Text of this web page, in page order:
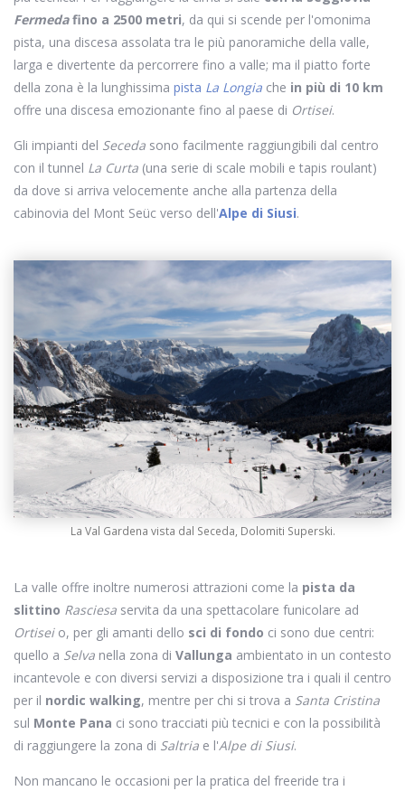
Fermedafino a 2500 metri, da qui si scende per l'omonima
pista, una discesa assolata tra le più panoramiche della valle,
larga e divertente da percorrere fino a valle; ma il piatto forte
della zona è la lunghissima pista La Longia che in più di 10 km
offre una discesa emozionante fino al paese di Ortisei.
Gli impianti del Seceda sono facilmente raggiungibili dal centro
con il tunnel La Curta (una serie di scale mobili e tapis roulant)
da dove si arriva velocemente anche alla partenza della
cabinovia del Mont Seüc verso dell'Alpe di Siusi.
La Val Gardena vista dal Seceda, Dolomiti Superski.
La valle offre inoltre numerosi attrazioni come la pista da
slittino Rasciesa servita da una spettacolare funicolare ad
Ortisei o, per gli amanti dello sci di fondo ci sono due centri:
quello a Selva nella zona di Vallunga ambientato in un contesto
incantevole e con diversi servizi a disposizione tra i quali il centro
per il nordic walking, mentre per chi si trova a Santa Cristina
sul Monte Pana ci sono tracciati più tecnici e con la possibilità
di raggiungere la zona di Saltria e l'Alpe di Siusi.
Non mancano le occasioni per la pratica del freeride tra i